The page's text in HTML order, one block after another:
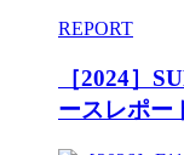
REPORT
［2024］
ースレポー